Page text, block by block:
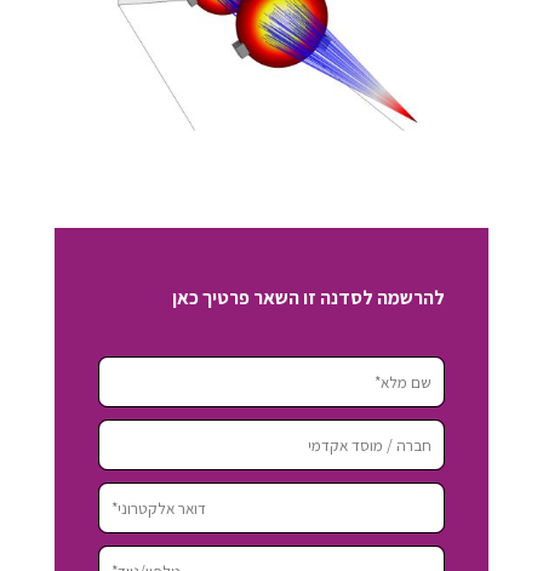
להרשמה לסדנה זו השאר פרטיך כאן